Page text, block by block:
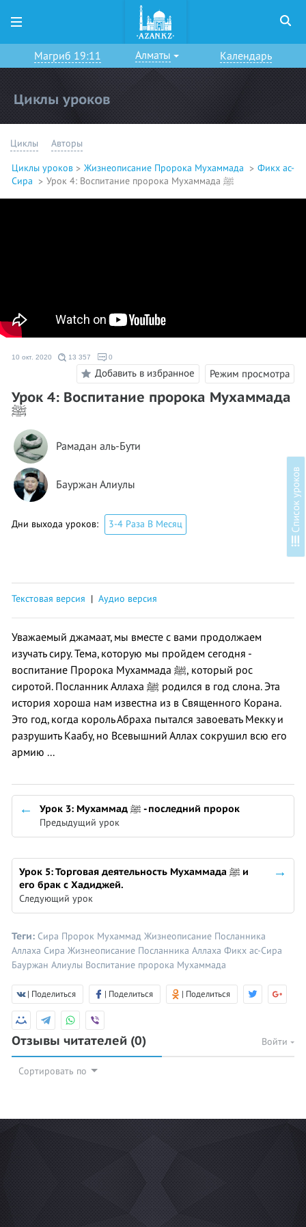
Магриб 19:11 Алматы Календарь
Циклы уроков
Циклы Авторы
Циклы уроков Жизнеописание Пророка Мухаммада
Фикх ас-
Сира
Урок 4: Воспитание пророка Мухаммада ﷺ
10 окт. 2020 13 357 0
Добавить в избранное Режим просмотра
Урок 4: Воспитание пророка Мухаммада
ﷺ
Рамадан аль-Бути
Бауржан Алиулы
Дни выхода уроков: 3-4 Раза В Месяц в
Текстовая версия | Аудио версия
Уважаемый джамаат, мы вместе с вами продолжаем
изучать сиру. Тема, которую мы пройдем сегодня -
воспитание Пророка Мухаммада ﷺ, который рос
сиротой. Посланник Аллаха ﷺ родился в год слона. Эта
история хороша нам известна из в Священного Корана.
Это год, когда король Абраха пытался завоевать Мекку и
разрушить Каабу, но Всевышний Аллах сокрушил всю его
армию ...
Урок 3: Мухаммад ﷺ - последний пророк
Предыдущий урок
Урок 5: Торговая деятельность Мухаммада ﷺ и
его брак с Хадиджей.
Следующий урок
Теги: Сира Пророк Мухаммад Жизнеописание Посланника
Аллаха Сира Жизнеописание Посланника Аллаха Фикх ас-Сира
Бауржан Алиулы Воспитание пророка Мухаммада
| Поделиться | Поделиться | Поделиться
Отзывы читателей (0) Войти
Сортировать по